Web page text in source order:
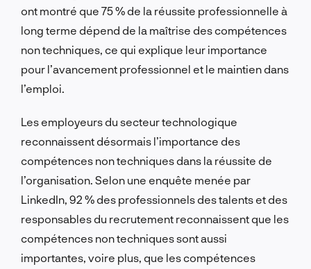
ont montré que 75 % de la réussite professionnelle à
long terme dépend de la maîtrise des compétences
non techniques, ce qui explique leur importance
pour l’avancement professionnel et le maintien dans
l’emploi.
Les employeurs du secteur technologique
reconnaissent désormais l’importance des
compétences non techniques dans la réussite de
l’organisation. Selon une enquête menée par
LinkedIn, 92 % des professionnels des talents et des
responsables du recrutement reconnaissent que les
compétences non techniques sont aussi
importantes, voire plus, que les compétences